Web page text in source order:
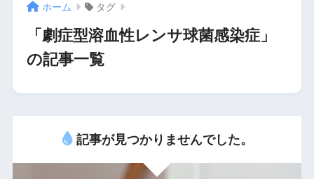
ホーム タグ
「劇症型溶血性レンサ球菌感染症」
の記事一覧
記事が見つかりませんでした。